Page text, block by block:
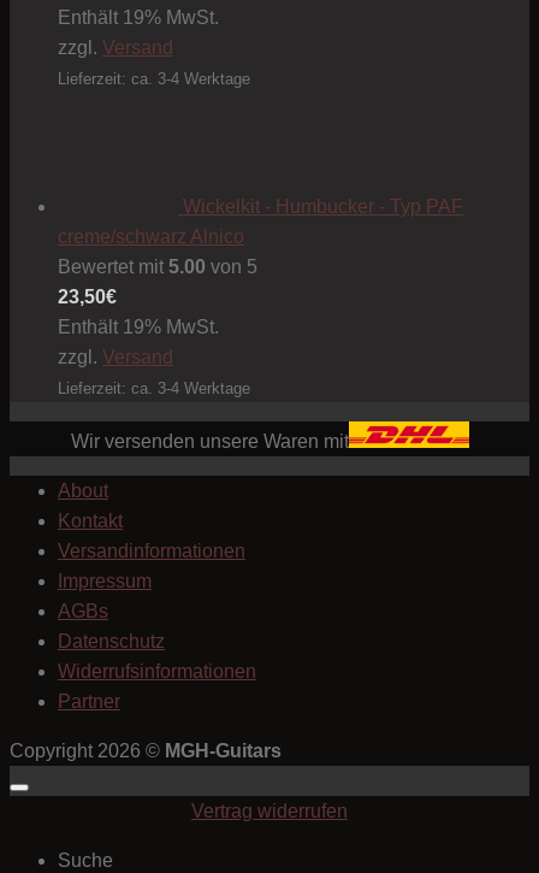
Enthält 19% MwSt.
zzgl. Versand
Lieferzeit: ca. 3-4 Werktage
Wickelkit - Humbucker - Typ PAF
creme/schwarz Alnico
Bewertet mit 5.00 von 5
23,50€
Enthält 19% MwSt.
zzgl. Versand
Lieferzeit: ca. 3-4 Werktage
Wir versenden unsere Waren mit
About
Kontakt
Versandinformationen
Impressum
AGBs
Datenschutz
Widerrufsinformationen
Partner
Copyright 2026 © MGH-Guitars
Vertrag widerrufen
Suche